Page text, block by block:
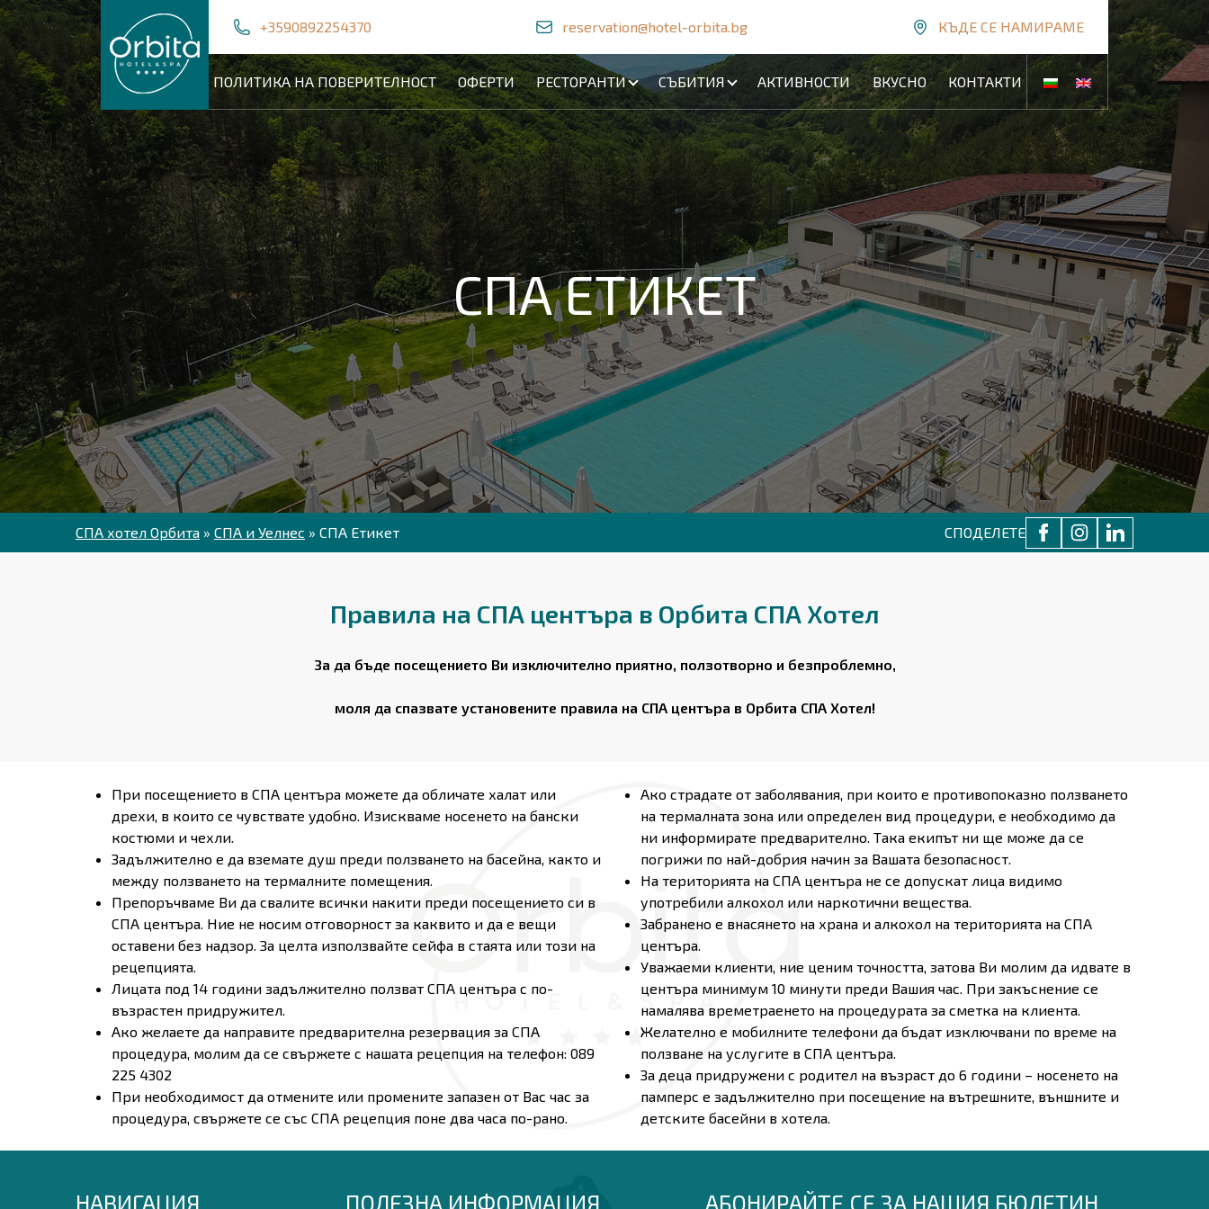
Skip
content
+3590892254370 reservation@hotel-orbita.bg КЪДЕ СЕ НАМИРАМЕ
ПОЛИТИКА НА ПОВЕРИТЕЛНОСТ ОФЕРТИ РЕСТОРАНТИ СЪБИТИЯ АКТИВНОСТИ ВКУСНО КОНТАКТИ
СПА ЕТИКЕТ
СПА хотел Орбита » СПА и Уелнес » СПА Етикет СПОДЕЛЕТЕ
Правила на СПА центъра в Орбита СПА Хотел
За да бъде посещението Ви изключително приятно, ползотворно и безпроблемно,
моля да спазвате установените правила на СПА центъра в Орбита СПА Хотел!
При посещението в СПА центъра можете да обличате халат или
дрехи, в които се чувствате удобно. Изискваме носенето на бански
костюми и чехли.
Задължително е да вземате душ преди ползването на басейна, както и
между ползването на термалните помещения.
Препоръчваме Ви да свалите всички накити преди посещението си в
СПА центъра. Ние не носим отговорност за каквито и да е вещи
оставени без надзор. За целта използвайте сейфа в стаята или този на
рецепцията.
Лицата под 14 години задължително ползват СПА центъра с по-
възрастен придружител.
Ако желаете да направите предварителна резервация за СПА
процедура, молим да се свържете с нашата рецепция на телефон: 089
225 4302
При необходимост да отмените или промените запазен от Вас час за
процедура, свържете се със СПА рецепция поне два часа по-рано.
Ако страдате от заболявания, при които е противопоказно ползването
на термалната зона или определен вид процедури, е необходимо да
ни информирате предварително. Така екипът ни ще може да се
погрижи по най-добрия начин за Вашата безопасност.
На територията на СПА центъра не се допускат лица видимо
употребили алкохол или наркотични вещества.
Забранено е внасянето на храна и алкохол на територията на СПА
центъра.
Уважаеми клиенти, ние ценим точността, затова Ви молим да идвате в
центъра минимум 10 минути преди Вашия час. При закъснение се
намалява времетраенето на процедурата за сметка на клиента.
Желателно е мобилните телефони да бъдат изключвани по време на
ползване на услугите в СПА центъра.
За деца придружени с родител на възраст до 6 години – носенето на
памперс е задължително при посещение на вътрешните, външните и
детските басейни в хотела.
НАВИГАЦИЯ ПОЛЕЗНА ИНФОРМАЦИЯ АБОНИРАЙТЕ СЕ ЗА НАШИЯ БЮЛЕТИН